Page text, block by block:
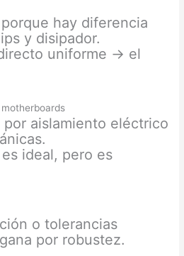
hay diferencia
y disipador.
uniforme → el
motherboards
aislamiento eléctrico
ideal, pero es
o tolerancias
por robustez.